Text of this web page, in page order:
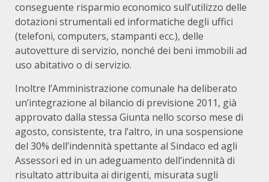
conseguente risparmio economico sull’utilizzo delle
dotazioni strumentali ed informatiche degli uffici
(telefoni, computers, stampanti ecc.), delle
autovetture di servizio, nonché dei beni immobili ad
uso abitativo o di servizio.
Inoltre l’Amministrazione comunale ha deliberato
un’integrazione al bilancio di previsione 2011, già
approvato dalla stessa Giunta nello scorso mese di
agosto, consistente, tra l’altro, in una sospensione
del 30% dell’indennità spettante al Sindaco ed agli
Assessori ed in un adeguamento dell’indennità di
risultato attribuita ai dirigenti, misurata sugli